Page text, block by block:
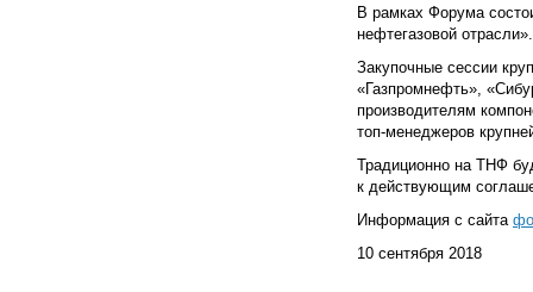
В рамках Форума
нефтегазовой отрасли».
Закупочные сессии
«Газпромнефть»,
производителям
топ-менеджеров
Традиционно на ТНФ
к действующим
Информация с сайта
10 сентября 2018